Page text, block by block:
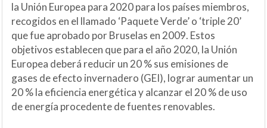
la Unión Europea para 2020 para los países miembros,
recogidos en el llamado ‘Paquete Verde’ o ‘triple 20’
que fue aprobado por Bruselas en 2009. Estos
objetivos establecen que para el año 2020, la Unión
Europea deberá reducir un 20 % sus emisiones de
gases de efecto invernadero (GEI), lograr aumentar un
20 % la eficiencia energética y alcanzar el 20 % de uso
de energía procedente de fuentes renovables.